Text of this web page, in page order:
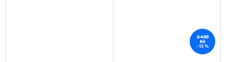
3 499
Kč
–15 %